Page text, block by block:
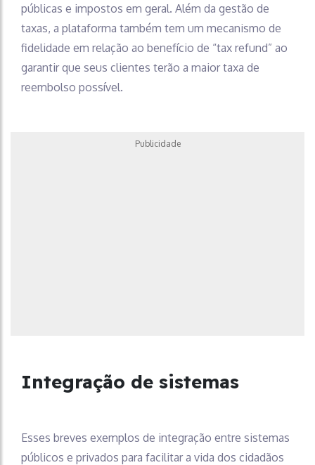
públicas e impostos em geral. Além da gestão de
taxas, a plataforma também tem um mecanismo de
fidelidade em relação ao benefício de “tax refund” ao
garantir que seus clientes terão a maior taxa de
reembolso possível.
Publicidade
Integração de sistemas
Esses breves exemplos de integração entre sistemas
públicos e privados para facilitar a vida dos cidadãos